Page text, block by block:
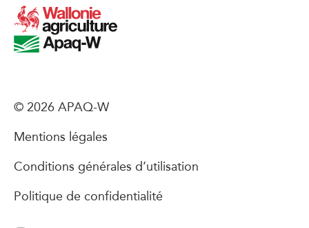
© 2026 APAQ-W
Mentions légales
Conditions générales d’utilisation
Politique de confidentialité